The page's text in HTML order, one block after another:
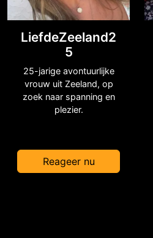
LiefdeZeeland2
5
25-jarige avontuurlijke
vrouw uit Zeeland, op
zoek naar spanning en
plezier.
Reageer nu